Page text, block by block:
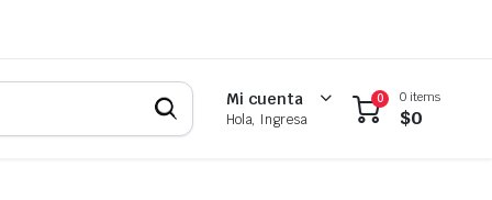
Mi cuenta
Hola, Ingresa
0 0 items
$0